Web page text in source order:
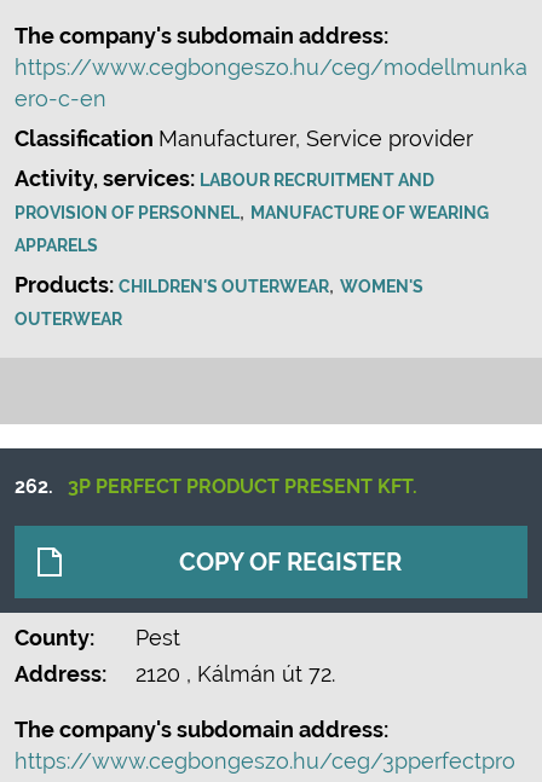
The company's subdomain address:
https://www.cegbongeszo.hu/ceg/modellmunka
ero-c-en
Classification Manufacturer, Service provider
Activity, services: LABOUR RECRUITMENT AND
PROVISION OF PERSONNEL, MANUFACTURE OF WEARING
APPARELS
Products: CHILDREN'S OUTERWEAR, WOMEN'S
OUTERWEAR
262. 3P PERFECT PRODUCT PRESENT KFT.
COPY OF REGISTER
County:
Pest
Address:
2120 , Kálmán út 72.
The company's subdomain address:
https://www.cegbongeszo.hu/ceg/3pperfectpro